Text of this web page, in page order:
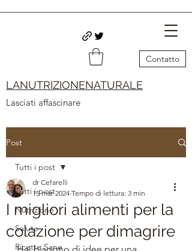
Contatto
LANUTRIZIONENATURALE
Lasciati affascinare
Post
Tutti i post
Nutrizione
Salute
Ricette Sane
Tutti i post
I migliori alimenti per la
colazione per dimagrire
dr Cefarelli
15 mar 2024 Tempo di lettura: 3 min